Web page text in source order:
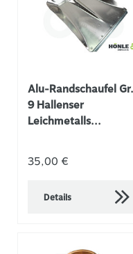
Alu-Randschaufel Gr.
9 Hallenser
Leichmetalls...
35,00 €
Details